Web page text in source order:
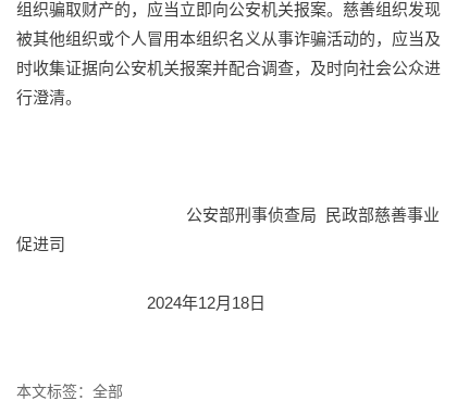
组织骗取财产的，应当立即向公安机关报案。慈善组织发现
被其他组织或个人冒用本组织名义从事诈骗活动的，应当及
时收集证据向公安机关报案并配合调查，及时向社会公众进
行澄清。
公安部刑事侦查局 民政部慈善事业
促进司
2024年12月18日
本文标签： 全部